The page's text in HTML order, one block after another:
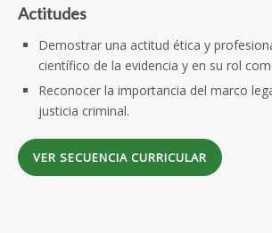
Actitudes
Demostrar una actitud ética y
científico de la evidencia y en su rol
Reconocer la importancia del marco
justicia criminal.
VER SECUENCIA CURRICULAR